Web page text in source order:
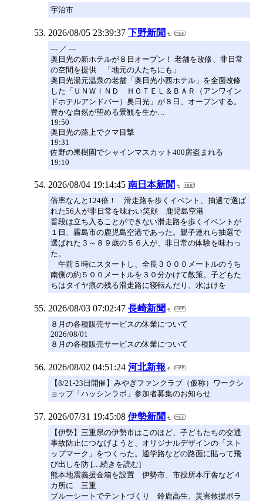
宇治市
2026/08/05 23:39:37 下野新聞
--- ／ ---
奥日光の新ホテルが８日オープン！ 老舗を改修、非日常
の空間を提供 「地元の人たちにも」
奥日光湯元温泉の老舗「奥日光小西ホテル」を全面改修
した「ＵＮＷＩＮＤ ＨＯＴＥＬ＆ＢＡＲ（アンワイン
ドホテルアンドバー）奥日光」が８日、オープンする。
豊かな自然が望める景観を生か…
19:50
奥日光の路上でクマ目撃
19:31
佐野の果樹園でシャインマスカット400房盗まれる
19:10
2026/08/04 19:14:45 南日本新聞
倍率なんと124倍！ 滑走路を歩くイベント、抽選で選ば
れた56人が非日常を味わい笑顔 鹿児島空港
普段は立ち入ることができない滑走路を歩くイベントが
１日、霧島市の鹿児島空港であった。親子連れら抽選で
選ばれた３～８９歳の５６人が、非日常の体験を味わっ
た。
午前５時にスタートし、全長３０００メートルのうち
南側の約５００メートルを３０分かけて散策。子どもた
ちはタイヤ痕の残る滑走路に寝転んだり、水はけを
2026/08/03 07:02:47 長崎新聞
８月の各種販売サービスの休業について
2026/08/01
８月の各種販売サービスの休業について
2026/08/02 04:51:24 河北新報
【8/21-23日開催】みやぎファンクラブ（仮称）ワークシ
ョップ「ハッシンラボ」参加者募集のお知らせ
2026/07/31 19:45:08 伊勢新聞
【伊勢】三重県の伊勢市はこのほど、子どもたちの交通
事故防止につなげようと、オリジナルデザインの「スト
ップマーク」をつくった。通学路などの路面に貼って飛
び出しを防 […続きを読む]
熊本地震義援金箱を設置 伊勢市、市役所本庁舎など４
カ所に 三重
ブルーシートでテントづくり 鈴鹿高生、災害救援ボラ